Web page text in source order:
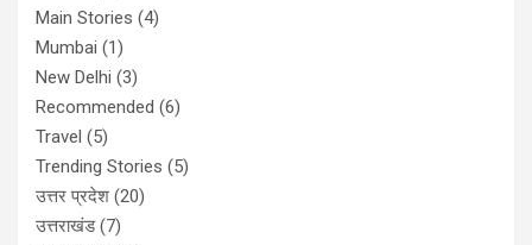
Main Stories (4)
Mumbai (1)
New Delhi (3)
Recommended (6)
Travel (5)
Trending Stories (5)
उत्तर प्रदेश (20)
उत्तराखंड(7)